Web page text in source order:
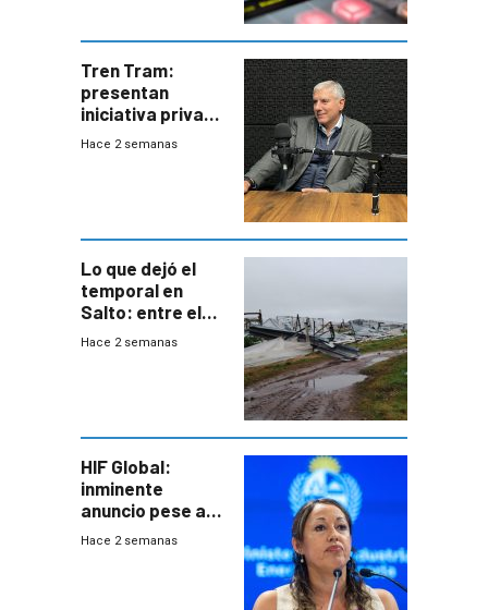
Tren Tram:
presentan
iniciativa privada
para una red de
Hace 2 semanas
Lo que dejó el
temporal en
Salto: entre el
impacto
Hace 2 semanas
HIF Global:
inminente
anuncio pese a
declaración de
Hace 2 semanas